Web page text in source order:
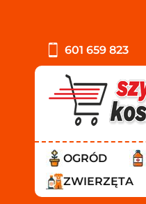
601 659 823
OGRÓD
ZWIERZĘTA